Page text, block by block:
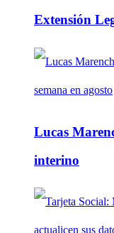
Extensión
Lucas
interino